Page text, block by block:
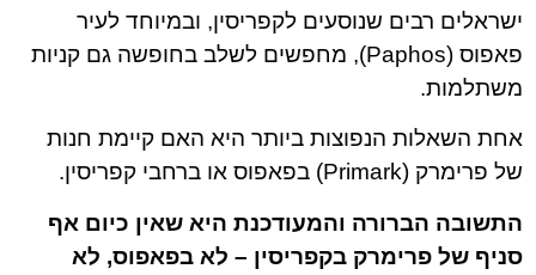
ישראלים רבים שנוסעים לקפריסין, ובמיוחד לעיר
פאפוס (Paphos), מחפשים לשלב בחופשה גם קניות
משתלמות.
אחת השאלות הנפוצות ביותר היא האם קיימת חנות
של פרימרק (Primark) בפאפוס או ברחבי קפריסין.
התשובה הברורה והמעודכנת היא שאין כיום אף
סניף של פרימרק בקפריסין – לא בפאפוס, לא